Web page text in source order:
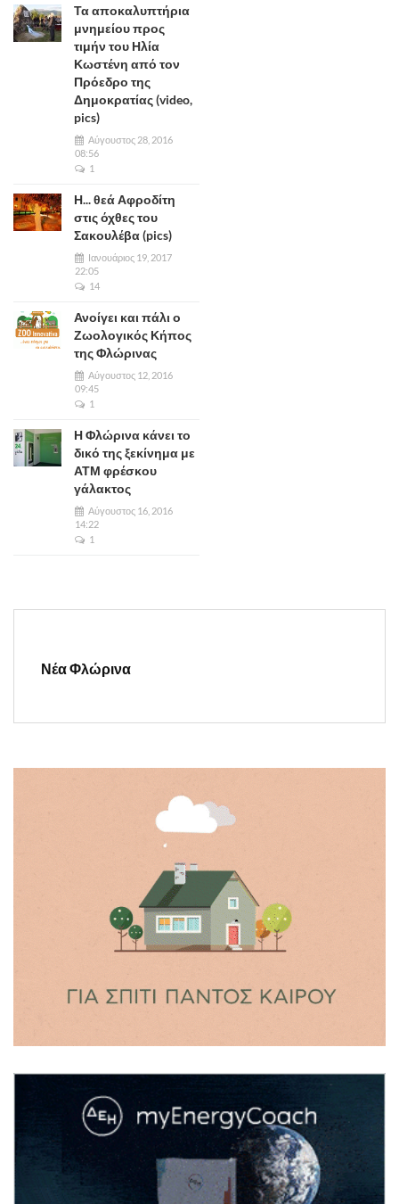
Τα αποκαλυπτήρια
μνημείου προς
τιμήν του Ηλία
Κωστένη από τον
Πρόεδρο της
Δημοκρατίας (video,
pics)
Αύγουστος 28, 2016
08:56
1
Η... θεά Αφροδίτη
στις όχθες του
Σακουλέβα (pics)
Ιανουάριος 19, 2017
22:05
14
Ανοίγει και πάλι ο
Ζωολογικός Κήπος
της Φλώρινας
Αύγουστος 12, 2016
09:45
1
Η Φλώρινα κάνει το
δικό της ξεκίνημα με
ΑΤΜ φρέσκου
γάλακτος
Αύγουστος 16, 2016
14:22
1
Νέα Φλώρινα